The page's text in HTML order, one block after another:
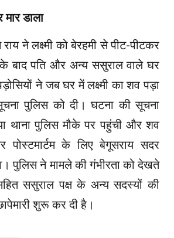
डाला
ने लक्ष्मी को बेरहमी से पीट-पीटकर
के बाद पति और अन्य ससुराल वाले घर
ने जब घर में लक्ष्मी का शव पड़ा
पुलिस को दी। घटना की सूचना
थाना पुलिस मौके पर पहुंची और शव
के लिए बेगूसराय सदर
पुलिस ने मामले की गंभीरता को देखते
ससुराल पक्ष के अन्य सदस्यों की
शुरू कर दी है।